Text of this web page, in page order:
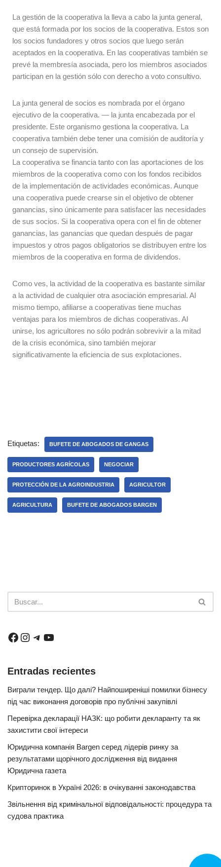
La gestión de la cooperativa la lleva a cabo la junta general,
que está formada por los socios de la cooperativa. Estos son
los socios fundadores y otros socios que luego serán
aceptados en la cooperativa. En las cooperativas también se
prevé la membresía asociada, pero los miembros asociados
participan en la gestión sólo con derecho a voto consultivo.
La junta general de socios es nombrada por el órgano
ejecutivo de la cooperativa. — la junta encabezada por el
presidente. Este organismo gestiona la cooperativa. La
cooperativa también debe tener una comisión de auditoría y
un consejo de supervisión.
La cooperativa se financia tanto con las aportaciones de los
miembros de la cooperativa como con los fondos recibidos
de la implementación de actividades económicas. Aunque
una cooperativa puede crearse sin el objetivo de obtener
ganancias, sino únicamente para satisfacer las necesidades
de sus socios. Si la cooperativa opera con el fin de obtener
ganancias, las ganancias que quedan después de pagar
impuestos y otros pagos obligatorios se distribuyen entre los
miembros de la cooperativa en forma de dividendos.
Como ves, la actividad de la cooperativa es bastante similar
a la actividad de cualquier otra asociación empresarial. Al
mismo tiempo, afiliarse a cooperativas tiene muchas
ventajas para los miembros de dichas cooperativas. Al
unirse, los agricultores no sólo podrán sobrevivir a la mitad
de la crisis económica, sino también mejorar
significativamente la eficiencia de sus explotaciones.
Etiquetas: BUFETE DE ABOGADOS DE GANGAS
PRODUCTORES AGRÍCOLAS NEGOCIAR
PROTECCIÓN DE LA AGROINDUSTRIA AGRICULTOR
AGRICULTURA BUFETE DE ABOGADOS BARGEN
Entradas recientes
Виграли тендер. Що далі? Найпоширеніші помилки бізнесу
під час виконання договорів про публічні закупівлі
Перевірка декларації НАЗК: що робити декларанту та як
захистити свої інтереси
Юридична компанія Bargen серед лідерів ринку за
результатами щорічного дослідження від видання
Юридична газета
Крипторинок в Україні 2026: в очікуванні законодавства
Звільнення від кримінальної відповідальності: процедура та
судова практика